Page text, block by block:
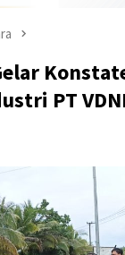
PT